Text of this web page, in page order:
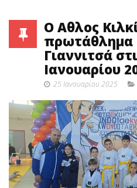
Ο Αθλος
πρωτάθλημα
Γιαννιτσά
Ιανουαρίου
25 Ιανουαρίου 2025